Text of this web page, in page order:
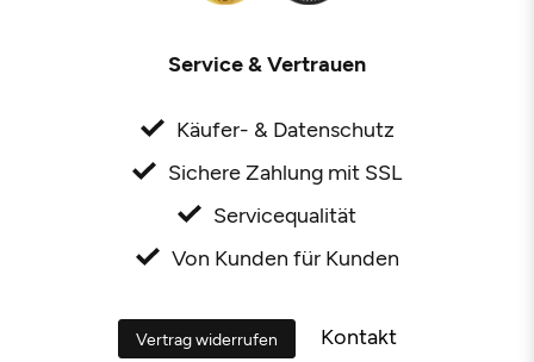
Service & Vertrauen
Käufer- & Datenschutz
Sichere Zahlung mit SSL
Servicequalität
Von Kunden für Kunden
Vertrag widerrufen Kontakt